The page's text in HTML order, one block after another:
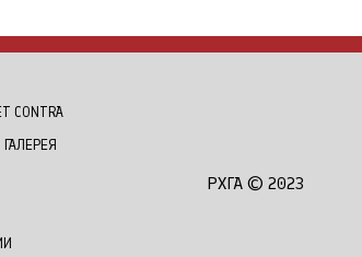
CONTRA
ГАЛЕРЕЯ
РХГА © 2023